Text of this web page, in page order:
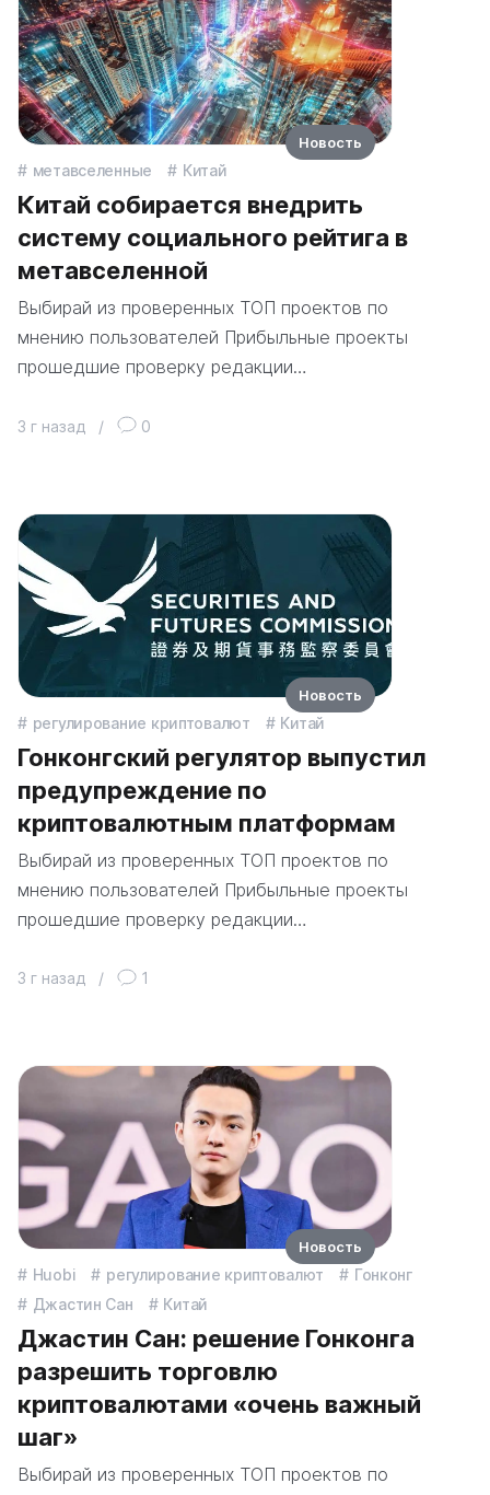
метавселенные Китай
Китай собирается внедрить
систему социального рейтига в
метавселенной
Выбирай из проверенных ТОП проектов по
мнению пользователей Прибыльные проекты
прошедшие проверку редакции…
3 г назад / 0
Новость
регулирование криптовалют Китай
Гонконгский регулятор выпустил
предупреждение по
криптовалютным платформам
Выбирай из проверенных ТОП проектов по
мнению пользователей Прибыльные проекты
прошедшие проверку редакции…
3 г назад / 1
Новость
Huobi регулирование криптовалют
Гонконг
Джастин Сан
Китай
Джастин Сан: решение Гонконга
разрешить торговлю
криптовалютами «очень важный
шаг»
Выбирай из проверенных ТОП проектов по
Новость